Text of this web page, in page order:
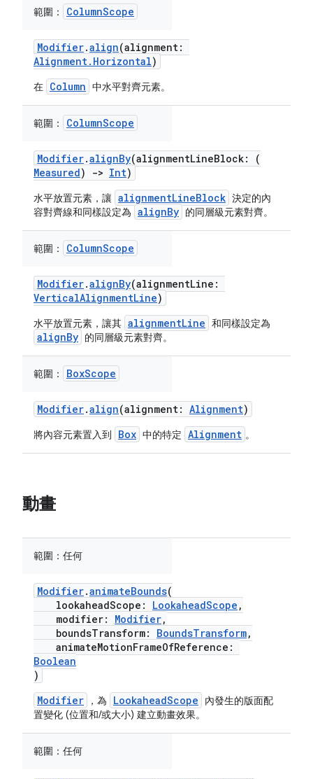
範圍： ColumnScope
Modifier.align(alignment:
Alignment.Horizontal)
在 Column 中水平對齊元素。
範圍： ColumnScope
Modifier.alignBy(alignmentLineBlock: (
Measured) -> Int)
水平放置元素，讓 alignmentLineBlock 決定的內
容對齊線和同樣設定為 alignBy 的同層級元素對齊。
範圍： ColumnScope
Modifier.alignBy(alignmentLine:
VerticalAlignmentLine)
水平放置元素，讓其 alignmentLine 和同樣設定為
alignBy 的同層級元素對齊。
範圍： BoxScope
Modifier.align(alignment: Alignment)
將內容元素置入到 Box 中的特定 Alignment 。
動畫
範圍： 任何
Modifier.animateBounds(
lookaheadScope: LookaheadScope ,
modifier: Modifier,
boundsTransform: BoundsTransform,
animateMotionFrameOfReference:
Boolean
)
Modifier
，為 LookaheadScope
內發生的版面配
置變化 (位置和/或大小) 建立動畫效果。
範圍： 任何